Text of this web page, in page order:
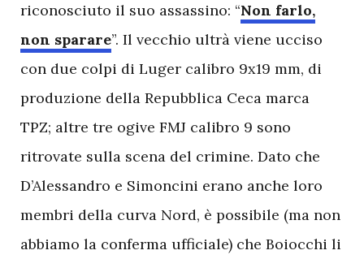
riconosciuto il suo assassino: “Non farlo,
non sparare”. Il vecchio ultrà viene ucciso
con due colpi di Luger calibro 9x19 mm, di
produzione della Repubblica Ceca marca
TPZ; altre tre ogive FMJ calibro 9 sono
ritrovate sulla scena del crimine. Dato che
D’Alessandro e Simoncini erano anche loro
membri della curva Nord, è possibile (ma non
abbiamo la conferma ufficiale) che Boiocchi li